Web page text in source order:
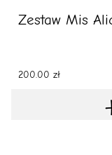
Zestaw Mis
200.00 zł